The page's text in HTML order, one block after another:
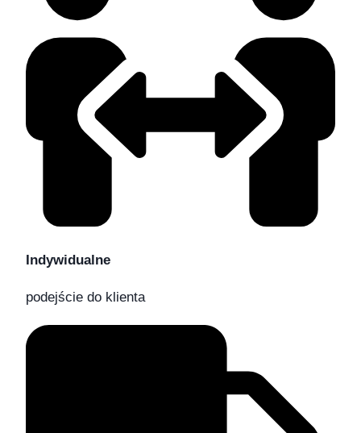
Indywidualne
podejście do klienta